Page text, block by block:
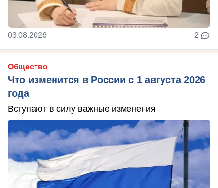
03.08.2026 2
Общество
Что изменится в России с 1 августа 2026
года
Вступают в силу важные изменения